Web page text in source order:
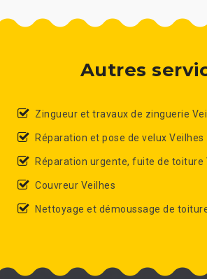
Autres
Zingueur et travaux de zinguerie
Réparation et pose de velux Veilhes
Réparation urgente, fuite de toiture
Couvreur Veilhes
Nettoyage et démoussage de